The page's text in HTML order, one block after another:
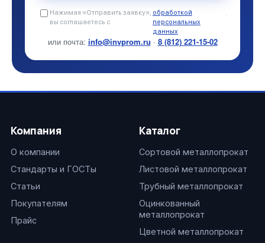
Нажимая «Отправить заявку»,
вы соглашаетесь с
обработкой
персональных
данных
.
или почта: info@invprom.ru · 8 (812) 221-15-02
Компания
О компании
Стандарты и ГОСТы
Статьи
Покупателям
Прайс
Каталог
Сортовой металлопрокат
Листовой металлопрокат
Трубный металлопрокат
Оцинкованный
металлопрокат
Цветной металлопрокат